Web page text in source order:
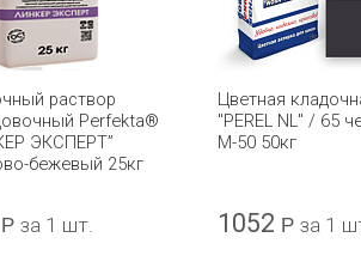
раствор
Perfekta®
ЭКСПЕРТ”
бежевый 25кг
Р за 1 шт.
Цветная
"PEREL NL" / 65
М-50 50кг
1052 Р за 1